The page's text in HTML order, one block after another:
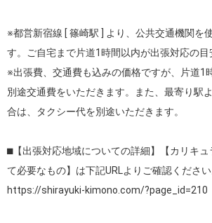
※都営新宿線 [ 篠崎駅 ] より、公共交通機関を
す。ご自宅まで片道1時間以内が出張対応の目
※出張費、交通費も込みの価格ですが、片道1
別途交通費をいただきます。また、最寄り駅
合は、タクシー代を別途いただきます。
⬛︎【出張対応地域についての詳細】【カリキ
https://shirayuki-kimono.com/?page_id=210